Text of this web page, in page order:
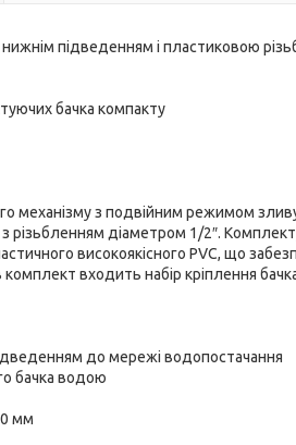
нижнім підведенням і пластиковою
бачка компакту
механізму з подвійним режимом
діаметром 1/2″.
високоякісного PVC, що
комплект входить набір кріплення
до мережі водопостачання
бачка водою
мм